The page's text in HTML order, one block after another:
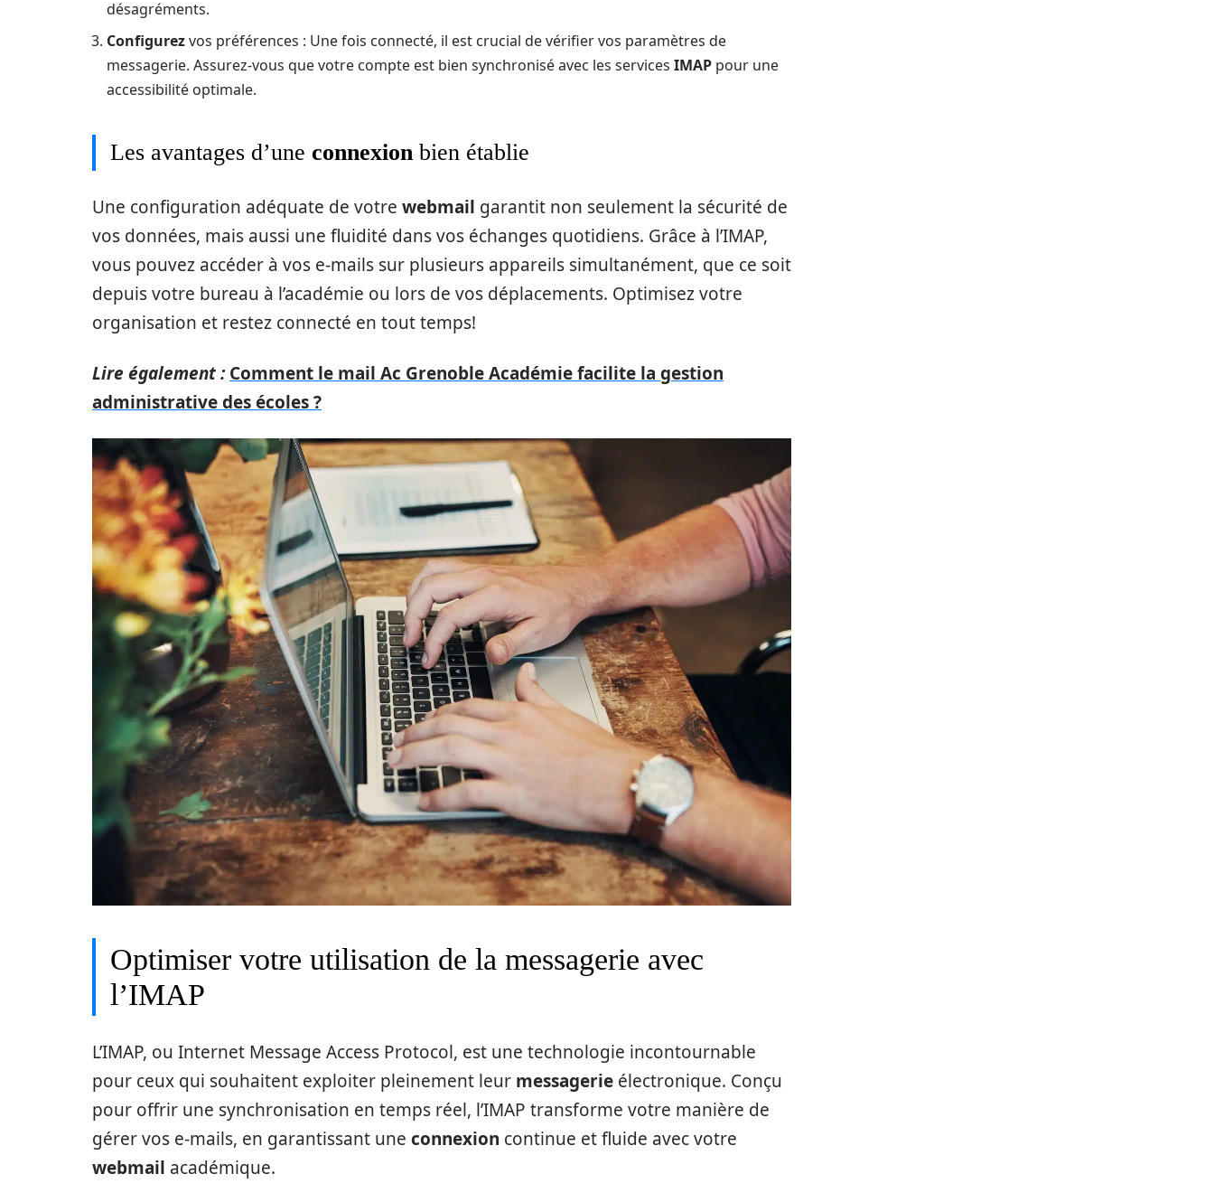
désagréments.
Configurezvos préférences : Une fois connecté, il est crucial de vérifier vos paramètres de
messagerie. Assurez-vous que votre compte est bien synchronisé avec les services IMAP pour une
accessibilité optimale.
Les avantages d’une connexion bien établie
Une configuration adéquate de votre webmail garantit non seulement la sécurité de
vos données, mais aussi une fluidité dans vos échanges quotidiens. Grâce à l’IMAP,
vous pouvez accéder à vos e-mails sur plusieurs appareils simultanément, que ce soit
depuis votre bureau à l’académie ou lors de vos déplacements. Optimisez votre
organisation et restez connecté en tout temps!
Lire également : Comment le mail Ac Grenoble Académie facilite la gestion
administrative des écoles ?
Optimiser votre utilisation de la messagerie avec
l’IMAP
L’IMAP, ou Internet Message Access Protocol, est une technologie incontournable
pour ceux qui souhaitent exploiter pleinement leur messagerie électronique. Conçu
pour offrir une synchronisation en temps réel, l’IMAP transforme votre manière de
gérer vos e-mails, en garantissant une connexion continue et fluide avec votre
webmail académique.